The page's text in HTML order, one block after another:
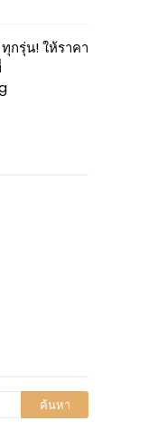
กรุ่น! ให้ราคา